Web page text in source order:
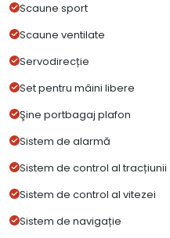
Scaune sport
Scaune ventilate
Servodirecție
Set pentru mâini libere
Şine portbagaj plafon
Sistem de alarmă
Sistem de control al tracțiunii
Sistem de control al vitezei
Sistem de navigație